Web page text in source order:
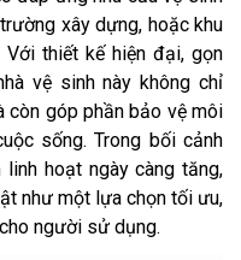
xây dựng, hoặc khu
thiết kế hiện đại, gọn
vệ sinh này không chỉ
còn góp phần bảo vệ môi
sống. Trong bối cảnh
hoạt ngày càng tăng,
như một lựa chọn tối ưu,
người sử dụng.